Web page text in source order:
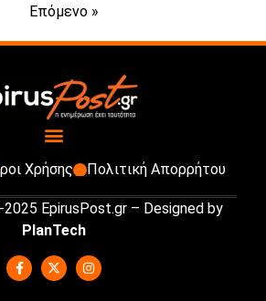
Επόμενο »
Χρήσης Πολιτική Απορρήτου
EpirusPost.gr – Designed by
PlanTech